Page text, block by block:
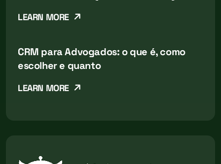
LEARN MORE
CRM para Advogados: o que é, como
escolher e quanto
LEARN MORE